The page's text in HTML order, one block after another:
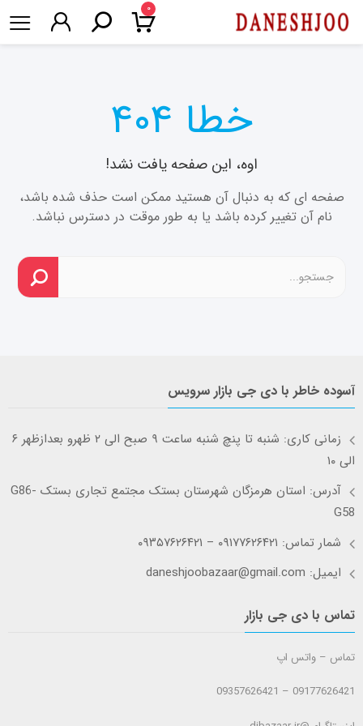
۰
خطا ۴۰۴
اوه، این صفحه یافت نشد!
صفحه ای که به دنبال آن هستید ممکن است حذف شده باشد،
نام آن تغییر کرده باشد یا به طور موقت در دسترس نباشد.
آسوده خاطر با دی جی بازار سرویس
زمانی کاری: شنبه تا پنچ شنبه ساعت ۹ صبح الی ۲ ظهرو بعدازظهر ۶
الی ۱۰
آدرس: استان هرمزگان شهرستان بستک مجتمع تجاری بستک G86-
G58
شمار تماس: ۰۹۱۷۷۶۲۶۴۲۱ – ۰۹۳۵۷۶۲۶۴۲۱
ایمیل: daneshjoobazaar@gmail.com
تماس با دی جی بازار
تماس – واتس اپ
09177626421 – 09357626421